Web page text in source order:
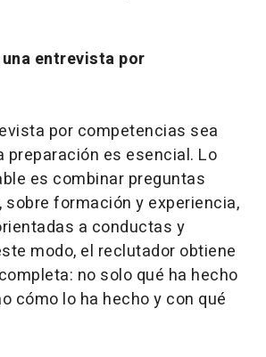
entrevista por
por competencias sea
preparación es esencial. Lo
es combinar preguntas
sobre formación y experiencia,
a conductas y
modo, el reclutador obtiene
no solo qué ha hecho
cómo lo ha hecho y con qué